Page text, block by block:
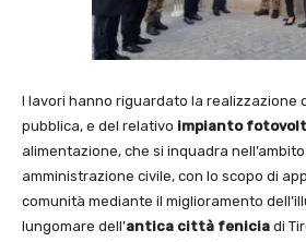
I lavori hanno riguardato la realizzazione
pubblica, e del relativo impianto
alimentazione, che si inquadra
amministrazione civile, con lo scopo di
comunità mediante il miglioramento
lungomare dell’antica città fenicia di